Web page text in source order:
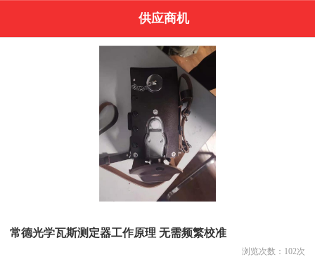
供应商机
常德光学瓦斯测定器工作原理 无需频繁校准
浏览次数： 102次